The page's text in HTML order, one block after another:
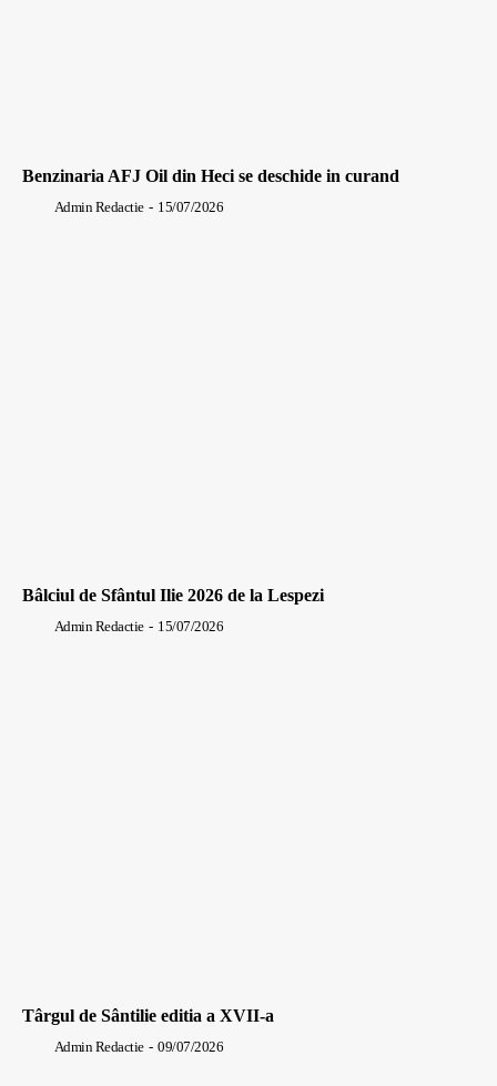
Benzinaria AFJ Oil din Heci se deschide in curand
Admin Redactie - 15/07/2026
Bâlciul de Sfântul Ilie 2026 de la Lespezi
Admin Redactie - 15/07/2026
Târgul de Sântilie editia a XVII-a
Admin Redactie - 09/07/2026